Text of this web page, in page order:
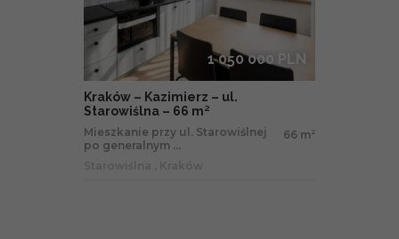
1 050 000 PLN
Kraków – Kazimierz – ul.
Starowiślna – 66 m²
Mieszkanie przy ul. Starowiślnej
po generalnym ...
66 m 2